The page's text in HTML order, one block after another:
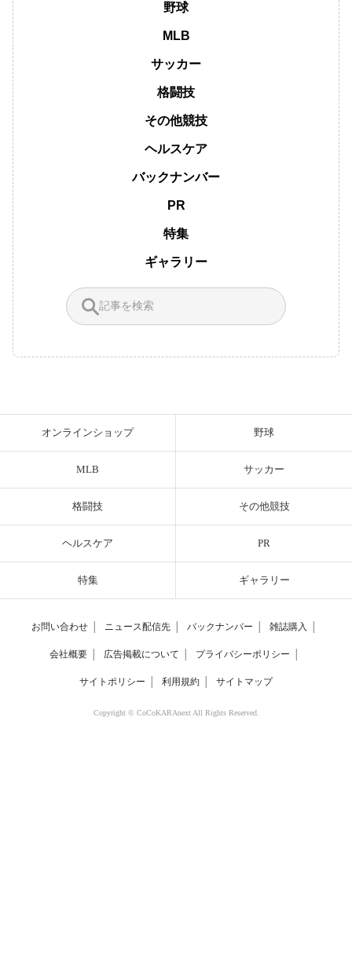
野球
MLB
サッカー
格闘技
その他競技
ヘルスケア
バックナンバー
PR
特集
ギャラリー
オンラインショップ 野球
MLB サッカー
格闘技 その他競技
ヘルスケア PR
特集 ギャラリー
お問い合わせ ニュース配信先 バックナンバー 雑誌購入
会社概要 広告掲載について プライバシーポリシー
サイトポリシー 利用規約 サイトマップ
Copyright © CoCoKARAnext All Rights Reserved.